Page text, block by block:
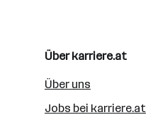
Über karriere.at
Über uns
Jobs bei karriere.at